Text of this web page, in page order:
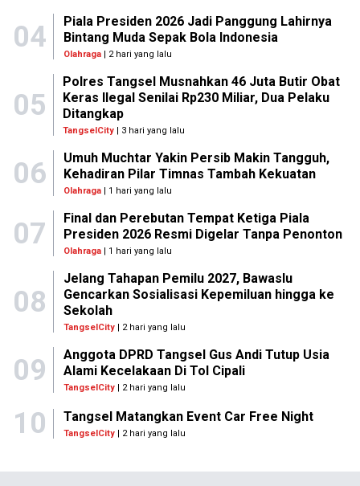
04
Piala Presiden 2026 Jadi Panggung Lahirnya
Bintang Muda Sepak Bola Indonesia
Olahraga| 2 hari yang lalu
05
Polres Tangsel Musnahkan 46 Juta Butir Obat
Keras Ilegal Senilai Rp230 Miliar, Dua Pelaku
Ditangkap
TangselCity | 3 hari yang lalu
06
Umuh Muchtar Yakin Persib Makin Tangguh,
Kehadiran Pilar Timnas Tambah Kekuatan
Olahraga| 1 hari yang lalu
07
Final dan Perebutan Tempat Ketiga Piala
Presiden 2026 Resmi Digelar Tanpa Penonton
Olahraga| 1 hari yang lalu
08
Jelang Tahapan Pemilu 2027, Bawaslu
Gencarkan Sosialisasi Kepemiluan hingga ke
Sekolah
TangselCity| 2 hari yang lalu
09
Anggota DPRD Tangsel Gus Andi Tutup Usia
Alami Kecelakaan Di Tol Cipali
TangselCity| 2 hari yang lalu
10 Tangsel Matangkan Event Car Free Night
TangselCity | 2 hari yang lalu